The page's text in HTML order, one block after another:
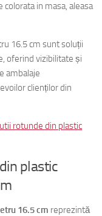
in masa, aleasa
16.5 cm sunt soluții
oferind vizibilitate și
ambalaje
clienților din
rotunde din plastic
plastic
16.5 cm reprezintă